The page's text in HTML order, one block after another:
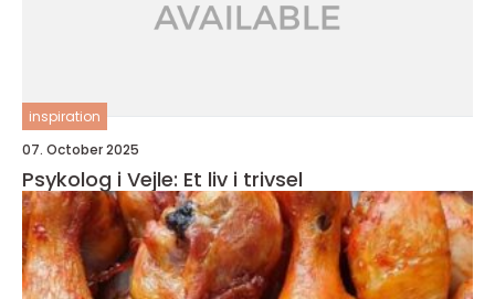
inspiration
07. October 2025
Psykolog i Vejle: Et liv i trivsel